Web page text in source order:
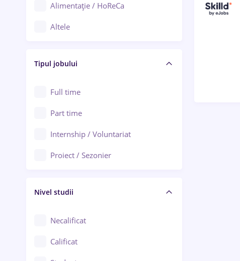
Arad
Baia Mare
Bârlad
Bistrița (Bistrița-Năsăud)
Alimentație / HoReCa
Altele
Asigurări
Au pair / Babysitter / Curățenie
Audit / Consultanță
Auto / Echipamente
Automatizări
Cercetare - dezvoltare
Chimie / Biochimie
Confecții / Design vestimentar
Construcții / Instalații
Tipul jobului
Full time
Part time
Internship / Voluntariat
Proiect / Sezonier
Nivel studii
Necalificat
Calificat